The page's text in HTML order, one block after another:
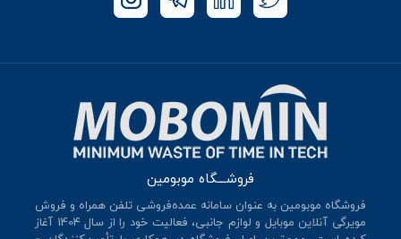
فروشـــگاه موبومین
فروشگاه موبومین به عنوان سامانه عمده‌فروشی تلفن همراه و فروش
مویرگی آنلاین موبایل و لوازم جانبی، فعالیت خود را از سال 140۴ آغاز